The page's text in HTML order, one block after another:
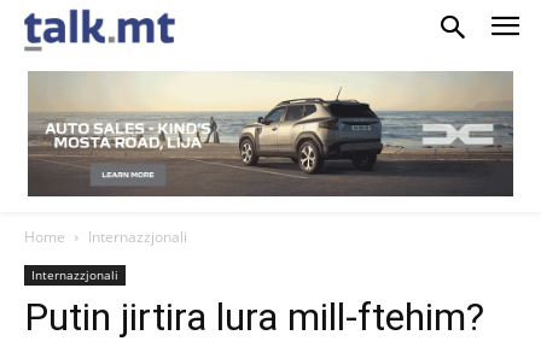
Home Internazzjonali
Internazzjonali
Putin jirtira lura mill-ftehim?